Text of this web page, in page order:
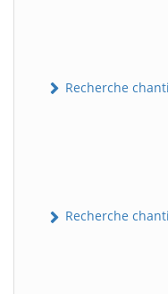
Recherche
Recherche